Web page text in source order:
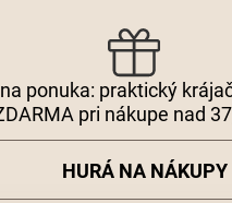
ponuka: praktický
pri nákupe nad
HURÁ NA NÁKUPY